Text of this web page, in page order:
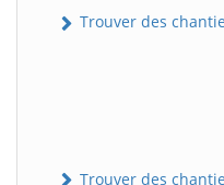
Trouver des
Trouver des